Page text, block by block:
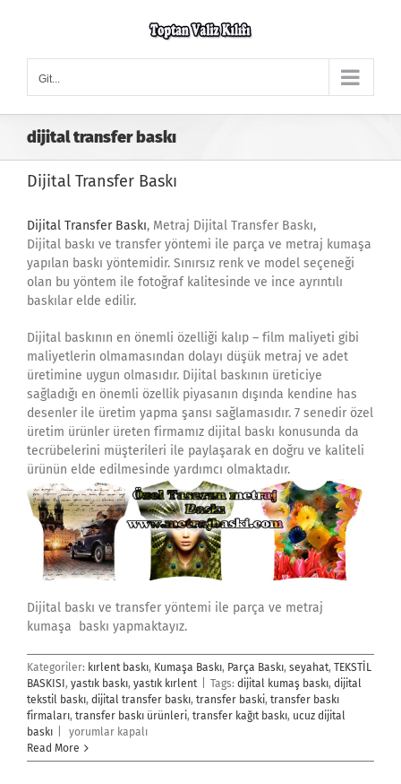
Git...
dijital transfer baskı
Dijital Transfer Baskı
Dijital Transfer Baskı, Metraj Dijital Transfer Baskı,
Dijital baskı ve transfer yöntemi ile parça ve metraj kumaşa
yapılan baskı yöntemidir. Sınırsız renk ve model seçeneği
olan bu yöntem ile fotoğraf kalitesinde ve ince ayrıntılı
baskılar elde edilir.
Dijital baskının en önemli özelliği kalıp – film maliyeti gibi
maliyetlerin olmamasından dolayı düşük metraj ve adet
üretimine uygun olmasıdır. Dijital baskının üreticiye
sağladığı en önemli özellik piyasanın dışında kendine has
desenler ile üretim yapma şansı sağlamasıdır. 7 senedir özel
üretim ürünler üreten firmamız dijital baskı konusunda da
tecrübelerini müşterileri ile paylaşarak en doğru ve kaliteli
ürünün elde edilmesinde yardımcı olmaktadır.
Dijital baskı ve transfer yöntemi ile parça ve metraj
kumaşa baskı yapmaktayız.
Kategoriler: kırlent baskı, Kumaşa Baskı, Parça Baskı, seyahat, TEKSTİL
BASKISI, yastık baskı, yastık kırlent Tags: dijital kumaş baskı, dijital
tekstil baskı, dijital transfer baskı, transfer baski, transfer baskı
firmaları, transfer baskı ürünleri, transfer kağıt baskı, ucuz dijital
baskı
Dijital
Transfer
Baskı
yorumlar kapalı
Read More